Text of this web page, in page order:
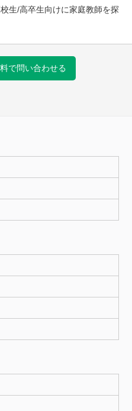
生/高卒生向けに家庭教師を探
で問い合わせる